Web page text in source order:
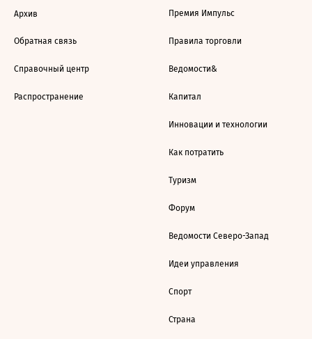
Архив
Обратная связь
Справочный центр
Распространение
Премия Импульс
Правила торговли
Ведомости&
Капитал
Инновации и технологии
Как потратить
Туризм
Форум
Ведомости Северо-Запад
Идеи управления
Спорт
Страна